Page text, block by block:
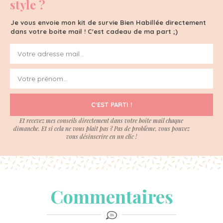
style ?
Je vous envoie mon kit de survie Bien Habillée directement
dans votre boite mail ! C'est cadeau de ma part ;)
C'EST PARTI !
Et recevez mes conseils directement dans votre boite mail chaque
dimanche. Et si cela ne vous plait pas ? Pas de problème, vous pouvez
vous désinscrire en un clic !
Commentaires